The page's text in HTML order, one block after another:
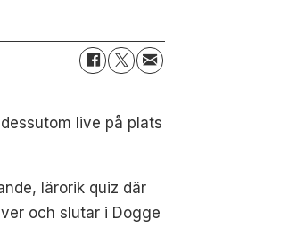
live på plats
lärorik quiz där
och slutar i Dogge